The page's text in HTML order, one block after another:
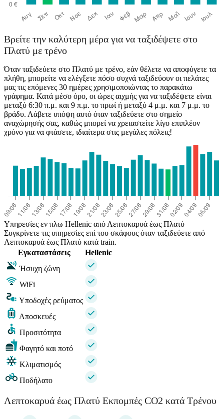
Βρείτε την καλύτερη μέρα για να ταξιδέψετε στο
Πλατύ με τρένο
Όταν ταξιδεύετε στο Πλατύ με τρένο, εάν θέλετε να αποφύγετε τα
πλήθη, μπορείτε να ελέγξετε πόσο συχνά ταξιδεύουν οι πελάτες
μας τις επόμενες 30 ημέρες χρησιμοποιώντας το παρακάτω
γράφημα. Κατά μέσο όρο, οι ώρες αιχμής για να ταξιδέψετε είναι
μεταξύ 6:30 π.μ. και 9 π.μ. το πρωί ή μεταξύ 4 μ.μ. και 7 μ.μ. το
βράδυ. Λάβετε υπόψη αυτό όταν ταξιδεύετε στο σημείο
αναχώρησής σας, καθώς μπορεί να χρειαστείτε λίγο επιπλέον
χρόνο για να φτάσετε, ιδιαίτερα στις μεγάλες πόλεις!
Υπηρεσίες εν πλω Hellenic από Λεπτοκαρυά έως Πλατύ
Συγκρίνετε τις υπηρεσίες επί του σκάφους όταν ταξιδεύετε από
Λεπτοκαρυά έως Πλατύ κατά train.
Εγκαταστάσεις
Hellenic
Ήσυχη ζώνη
WiFi
Υποδοχές ρεύματος
Αποσκευές
Προσιτότητα
Φαγητό και ποτό
Κλιματισμός
Ποδήλατο
Λεπτοκαρυά έως Πλατύ Εκπομπές CO2 κατά Τρένου